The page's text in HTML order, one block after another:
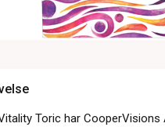
Toric har